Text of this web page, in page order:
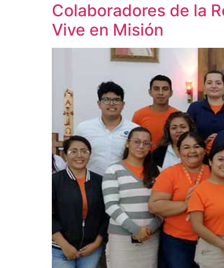
Colaboradores de la
Vive en Misión